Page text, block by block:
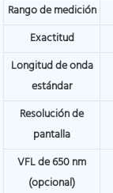
Rango de medición
Exactitud
Longitud de onda
estándar
Resolución de
pantalla
VFL de 650 nm
(opcional)